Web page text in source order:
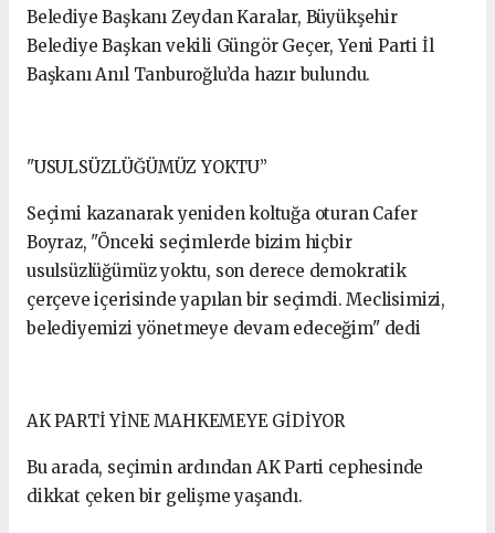
Belediye Başkanı Zeydan Karalar, Büyükşehir
Belediye Başkan vekili Güngör Geçer, Yeni Parti İl
Başkanı Anıl Tanburoğlu’da hazır bulundu.
"USULSÜZLÜĞÜMÜZ YOKTU”
Seçimi kazanarak yeniden koltuğa oturan Cafer
Boyraz, "Önceki seçimlerde bizim hiçbir
usulsüzlüğümüz yoktu, son derece demokratik
çerçeve içerisinde yapılan bir seçimdi. Meclisimizi,
belediyemizi yönetmeye devam edeceğim" dedi
AK PARTİ YİNE MAHKEMEYE GİDİYOR
Bu arada, seçimin ardından AK Parti cephesinde
dikkat çeken bir gelişme yaşandı.